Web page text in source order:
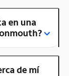
en una
de mí